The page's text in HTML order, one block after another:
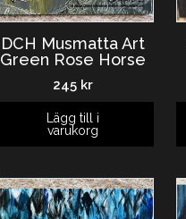
DCH Musmatta Art
Green Rose Horse
245 kr
Lägg till i
varukorg